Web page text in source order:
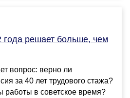
года решает больше, чем
вопрос: верно ли
за 40 лет трудового стажа?
работы в советское время?